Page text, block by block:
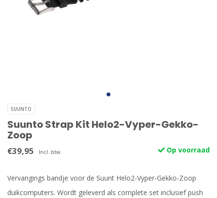
SUUNTO
Suunto Strap Kit Helo2-Vyper-Gekko-
Zoop
€39,95 Incl. btw Op voorraad
Vervangings bandje voor de Suunt Helo2-Vyper-Gekko-Zoop
duikcomputers. Wordt geleverd als complete set inclusief push